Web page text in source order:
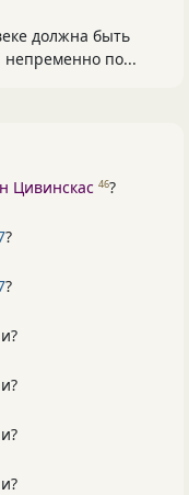
должна быть
непременно по...
Цивинскас 46?
?
?